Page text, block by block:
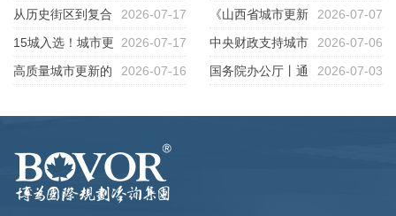
生产
底色更暖
2026-07-17
从历史街区到复合
文化街区：南头古城中的空间再
生产
2026-07-17
15城入选！城市更
新示范城市凭什么胜出？不是谁
2026-07-16
高质量城市更新的
区的实操案例
及政策解读
新的政策导向、实践探索与浙江
路径
2026-07-07
《山西省城市更新
条例》5月1日起施行2026-07-06
中央财政支持城市
更新，入围城市每城定额补助最
2026-07-03
国务院办公厅丨通